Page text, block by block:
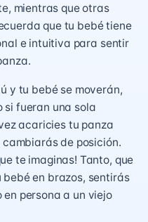
mientras que otras
que tu bebé tiene
e intuitiva para sentir
y tu bebé se moverán,
fueran una sola
acaricies tu panza
de posición.
te imaginas! Tanto, que
en brazos, sentirás
persona a un viejo